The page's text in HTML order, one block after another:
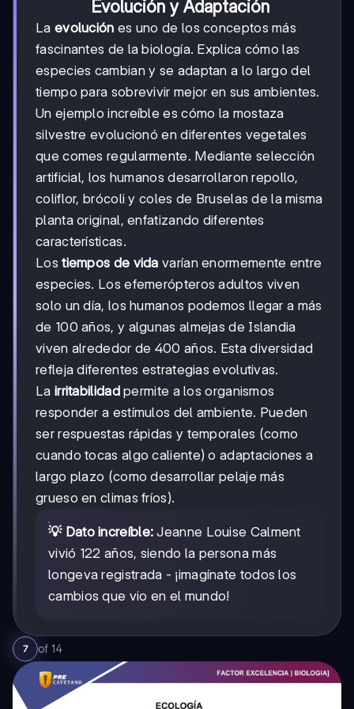
Evolución y Adaptación
La evolución es uno de los conceptos más
fascinantes de la biología. Explica cómo las
especies cambian y se adaptan a lo largo del
tiempo para sobrevivir mejor en sus ambientes.
Un ejemplo increíble es cómo la mostaza
silvestre evolucionó en diferentes vegetales
que comes regularmente. Mediante selección
artificial, los humanos desarrollaron repollo,
coliflor, brócoli y coles de Bruselas de la misma
planta original, enfatizando diferentes
características.
Lostiempos de vida varían enormemente entre
especies. Los efemerópteros adultos viven
solo un día, los humanos podemos llegar a más
de 100 años, y algunas almejas de Islandia
viven alrededor de 400 años. Esta diversidad
refleja diferentes estrategias evolutivas.
La irritabilidadpermite a los organismos
responder a estímulos del ambiente. Pueden
ser respuestas rápidas y temporales (como
cuando tocas algo caliente) o adaptaciones a
largo plazo (como desarrollar pelaje más
grueso en climas fríos).
💡 Dato increíble: Jeanne Louise Calment
vivió 122 años, siendo la persona más
longeva registrada - ¡imagínate todos los
cambios que vio en el mundo!
7 of 14